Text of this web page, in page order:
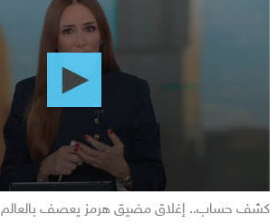
كشف حساب.. إغلاق مضيق هرمز يعصف بالعالم